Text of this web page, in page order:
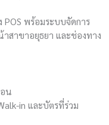
พร้อมระบบจัดการ
สาขาอยุธยา และช่องทาง
น
in และบัตรที่ร่วม